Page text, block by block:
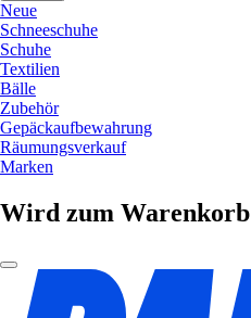
Neue
Schneeschuhe
Schuhe
Textilien
Bälle
Zubehör
Gepäckaufbewahrung
Räumungsverkauf
Marken
Wird zum